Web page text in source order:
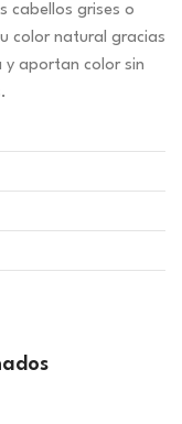
cabellos grises o
color natural gracias
y aportan color sin